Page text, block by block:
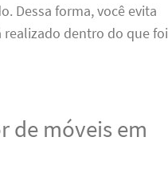
Dessa forma, você evita
realizado dentro do que foi
de móveis em